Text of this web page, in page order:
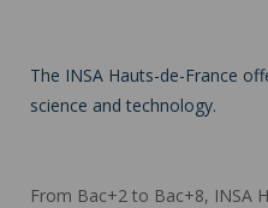
The INSA Hauts-de-France
science and technology.
From Bac+2 to Bac+8, INSA